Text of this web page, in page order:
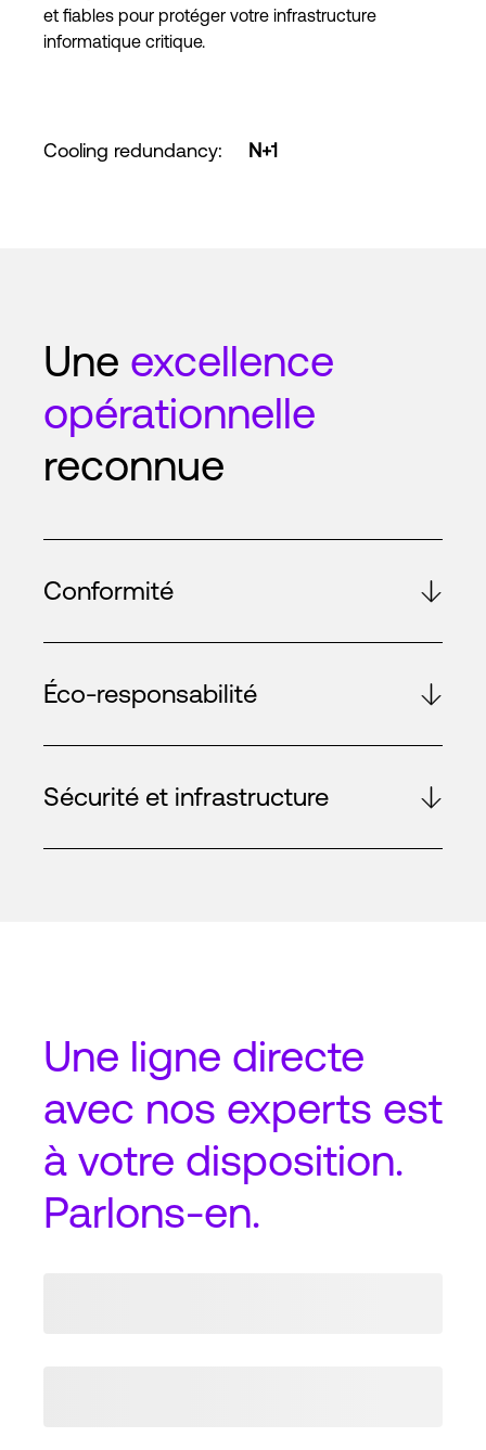
et fiables pour protéger votre infrastructure
informatique critique.
Cooling redundancy: N+1
Une excellence
opérationnelle
reconnue
Conformité
Éco-responsabilité
Sécurité et infrastructure
Une ligne directe
avec nos experts est
à votre disposition.
Parlons-en.